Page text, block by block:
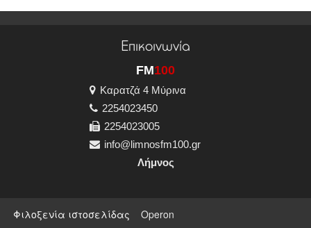
Επικοινωνία
FM100
Καρατζά 4 Μύρινα
2254023450
2254023005
info@limnosfm100.gr
Λήμνος
Φιλοξενία ιστοσελίδας Operon